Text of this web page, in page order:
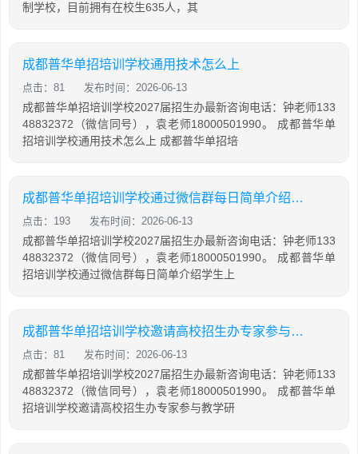
制学校，目前拥有在校生635人，其
成都普华单招培训学校通用技术怎么上
点击：81 发布时间：2026-06-13
成都普华单招培训学校2027届招生办最新咨询电话：钟老师133
48832372（微信同号），袁老师18000501990。 成都普华单
招培训学校通用技术怎么上 成都普华单招培
成都普华单招培训学校通过微信群每日简单介绍学生上课情况
点击：193 发布时间：2026-06-13
成都普华单招培训学校2027届招生办最新咨询电话：钟老师133
48832372（微信同号），袁老师18000501990。 成都普华单
招培训学校通过微信群每日简单介绍学生上
成都普华单招培训学校邀请高校招生办专家参与教学研讨
点击：81 发布时间：2026-06-13
成都普华单招培训学校2027届招生办最新咨询电话：钟老师133
48832372（微信同号），袁老师18000501990。 成都普华单
招培训学校邀请高校招生办专家参与教学研